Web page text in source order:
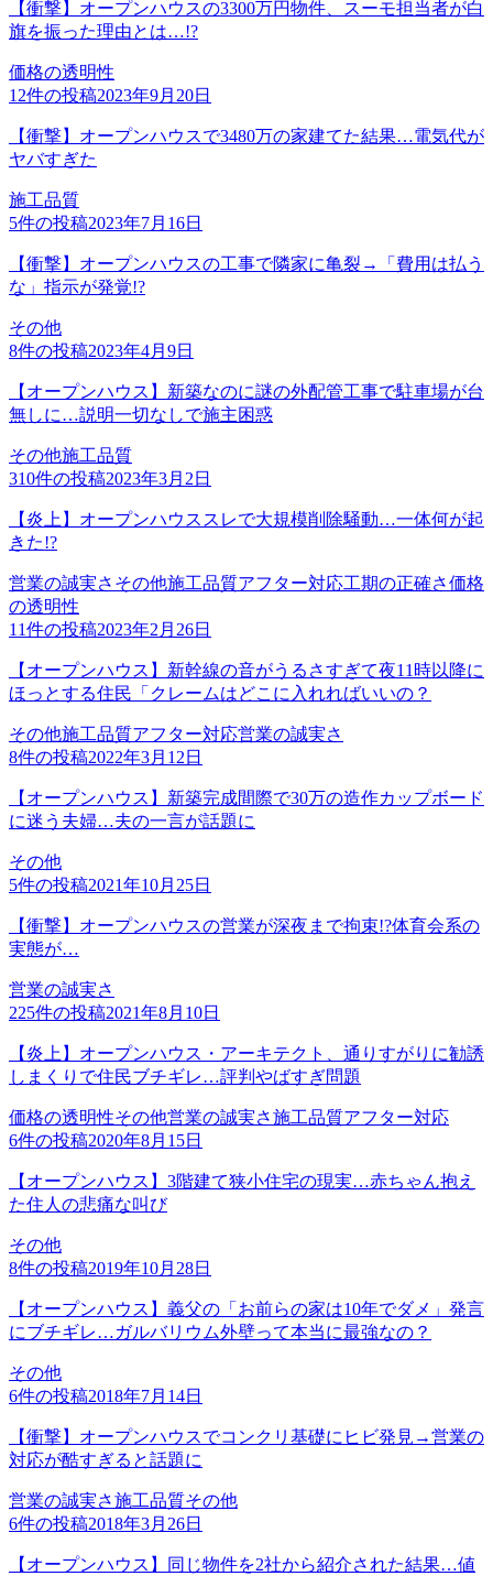
【衝撃】オープンハウスの3300万円物件、スーモ担当者が白
旗を振った理由とは…!?
価格の透明性
12件の投稿2023年9月20日
【衝撃】オープンハウスで3480万の家建てた結果…電気代が
ヤバすぎた
施工品質
5件の投稿2023年7月16日
【衝撃】オープンハウスの工事で隣家に亀裂→「費用は払う
な」指示が発覚!?
その他
8件の投稿2023年4月9日
【オープンハウス】新築なのに謎の外配管工事で駐車場が台
無しに…説明一切なしで施主困惑
その他施工品質
310件の投稿2023年3月2日
【炎上】オープンハウススレで大規模削除騒動…一体何が起
きた!?
営業の誠実さ その他施工品質アフター対応工期の正確さ価格
の透明性
11件の投稿2023年2月26日
【オープンハウス】新幹線の音がうるさすぎて夜11時以降に
ほっとする住民「クレームはどこに入れればいいの？
その他施工品質アフター対応営業の誠実さ
8件の投稿2022年3月12日
【オープンハウス】新築完成間際で30万の造作カップボード
に迷う夫婦…夫の一言が話題に
その他
5件の投稿2021年10月25日
【衝撃】オープンハウスの営業が深夜まで拘束!?体育会系の
実態が…
営業の誠実さ
225件の投稿2021年8月10日
【炎上】オープンハウス・アーキテクト、通りすがりに勧誘
しまくりで住民ブチギレ…評判やばすぎ問題
価格の透明性その他営業の誠実さ施工品質アフター対応
6件の投稿2020年8月15日
【オープンハウス】3階建て狭小住宅の現実…赤ちゃん抱え
た住人の悲痛な叫び
その他
8件の投稿2019年10月28日
【オープンハウス】義父の「お前らの家は10年でダメ」発言
にブチギレ…ガルバリウム外壁って本当に最強なの？
その他
6件の投稿2018年7月14日
【衝撃】オープンハウスでコンクリ基礎にヒビ発見→営業の
対応が酷すぎると話題に
営業の誠実さ施工品質その他
6件の投稿2018年3月26日
【オープンハウス】同じ物件を2社から紹介された結果…値